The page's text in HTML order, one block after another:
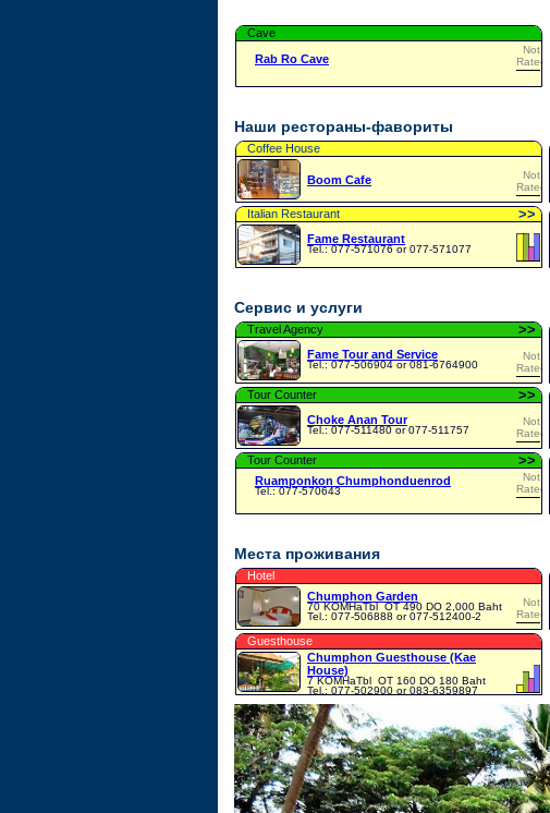
Cave
Rab Ro Cave
Not
Rated
Наши рестораны-фавориты
Coffee House
Boom Cafe
Not
Rated
Italian Restaurant >>
Fame Restaurant
Tel.: 077-571076 or 077-571077
Сервис и услуги
Travel Agency >>
Fame Tour and Service
Tel.: 077-506904 or 081-6764900
Not
Rated
Tour Counter >>
Choke Anan Tour
Tel.: 077-511480 or 077-511757
Not
Rated
Tour Counter >>
Ruamponkon Chumphonduenrod
Tel.: 077-570643
Not
Rated
Места проживания
Hotel
Chumphon Garden
70 KOMHaTblOT 490 DO 2,000 Baht
Tel.: 077-506888 or 077-512400-2
Not
Rated
Guesthouse
Chumphon Guesthouse (Kae
House)
7 KOMHaTbl OT 160 DO 180 Baht
Tel.: 077-502900 or 083-6359897